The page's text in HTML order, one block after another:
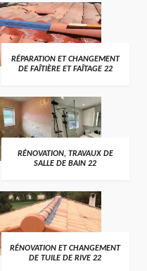
RÉPARATION ET CHANGEMENT
DE FAÎTIÈRE ET FAÎTAGE 22
RÉNOVATION, TRAVAUX DE
SALLE DE BAIN 22
RÉNOVATION ET CHANGEMENT
DE TUILE DE RIVE 22